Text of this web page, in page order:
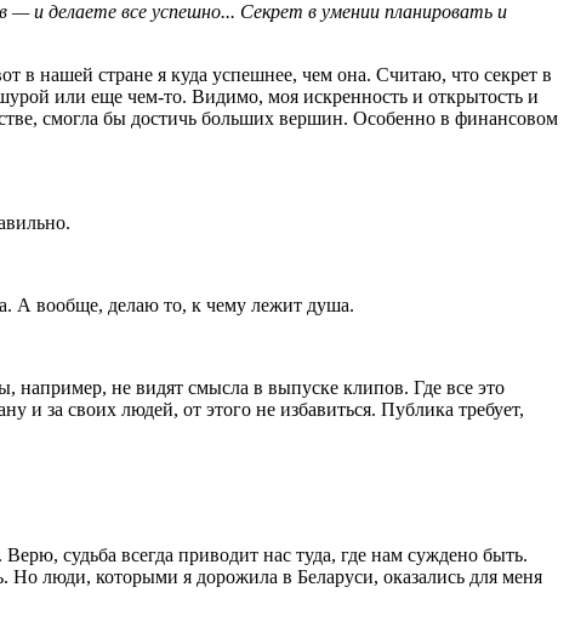
— и делаете все успешно... Секрет в умении планировать и
нашей стране я куда успешнее, чем она. Считаю, что секрет в
или еще чем-то. Видимо, моя искренность и открытость и
смогла бы достичь больших вершин. Особенно в финансовом
А вообще, делаю то, к чему лежит душа.
например, не видят смысла в выпуске клипов. Где все это
и за своих людей, от этого не избавиться. Публика требует,
судьба всегда приводит нас туда, где нам суждено быть.
люди, которыми я дорожила в Беларуси, оказались для меня